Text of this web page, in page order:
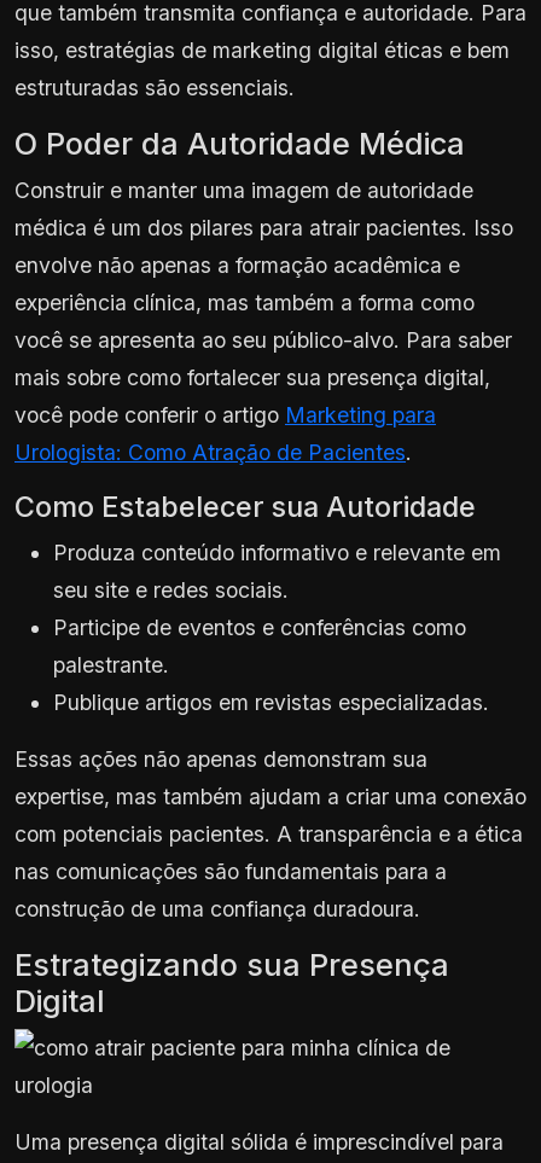
que também transmita confiança e autoridade. Para
isso, estratégias de marketing digital éticas e bem
estruturadas são essenciais.
O Poder da Autoridade Médica
Construir e manter uma imagem de autoridade
médica é um dos pilares para atrair pacientes. Isso
envolve não apenas a formação acadêmica e
experiência clínica, mas também a forma como
você se apresenta ao seu público-alvo. Para saber
mais sobre como fortalecer sua presença digital,
você pode conferir o artigo Marketing para
Urologista: Como Atração de Pacientes.
Como Estabelecer sua Autoridade
Produza conteúdo informativo e relevante em
seu site e redes sociais.
Participe de eventos e conferências como
palestrante.
Publique artigos em revistas especializadas.
Essas ações não apenas demonstram sua
expertise, mas também ajudam a criar uma conexão
com potenciais pacientes. A transparência e a ética
nas comunicações são fundamentais para a
construção de uma confiança duradoura.
Estrategizando sua Presença
Digital
Uma presença digital sólida é imprescindível para